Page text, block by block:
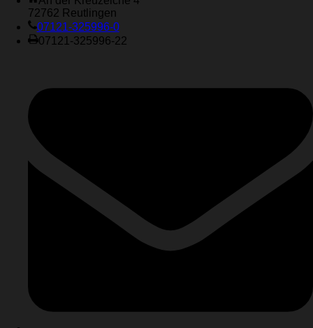
72762 Reutlingen
07121-325996-0
07121-325996-22